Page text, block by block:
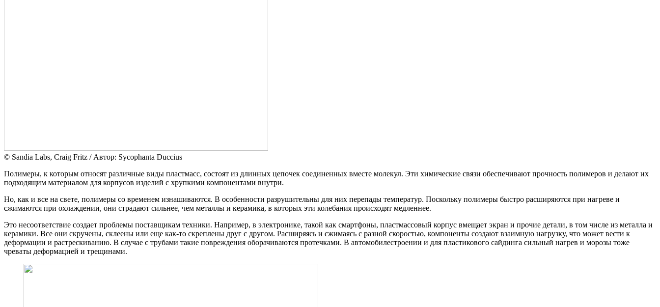
© Sandia Labs, Craig Fritz / Автор: Sycophanta Duccius
Полимеры, к которым относят различные виды пластмасс, состоят из длинных цепочек соединенных вместе молекул. Эти химические связи обеспечивают прочность полимеров и делают их
подходящим материалом для корпусов изделий с хрупкими компонентами внутри.
Но, как и все на свете, полимеры со временем изнашиваются. В особенности разрушительны для них перепады температур. Поскольку полимеры быстро расширяются при нагреве и
сжимаются при охлаждении, они страдают сильнее, чем металлы и керамика, в которых эти колебания происходят медленнее.
Это несоответствие создает проблемы поставщикам техники. Например, в электронике, такой как смартфоны, пластмассовый корпус вмещает экран и прочие детали, в том числе из металла и
керамики. Все они скручены, склеены или еще как-то скреплены друг с другом. Расширяясь и сжимаясь с разной скоростью, компоненты создают взаимную нагрузку, что может вести к
деформации и растрескиванию. В случае с трубами такие повреждения оборачиваются протечками. В автомобилестроении и для пластикового сайдинга сильный нагрев и морозы тоже
чреваты деформацией и трещинами.